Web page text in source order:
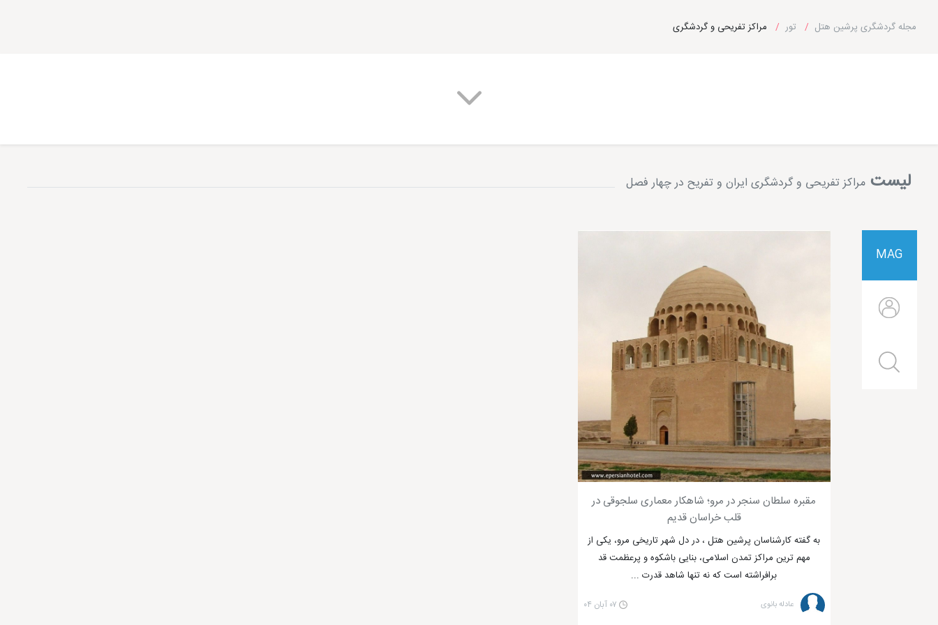
مجله گردشگری پرشین هتل تور مراکز تفریحی و گردشگری
لیست مراکز تفریحی و گردشگری ایران و تفریح در چهار فصل
MAG
مقبره سلطان سنجر در مرو؛ شاهکار معماری سلجوقی در
قلب خراسان قدیم
به گفته کارشناسان پرشین هتل ، در دل شهر تاریخی مرو، یکی از
مهم ترین مراکز تمدن اسلامی، بنایی باشکوه و پرعظمت قد
برافراشته است که نه تنها شاهد قدرت ...
عادله بانوی ۰۷ آبان ۰۴